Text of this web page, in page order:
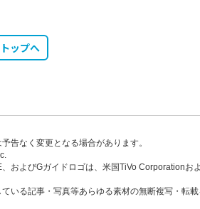
ップへ
告なく変更となる場合があります。
およびGガイドロゴは、米国TiVo Corporation
いる記事・写真等あらゆる素材の無断複写・転載